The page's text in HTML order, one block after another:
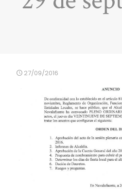
27/09/2016